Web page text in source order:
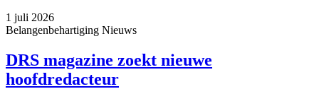
1 juli 2026
Belangenbehartiging Nieuws
DRS magazine zoekt nieuwe
hoofdredacteur